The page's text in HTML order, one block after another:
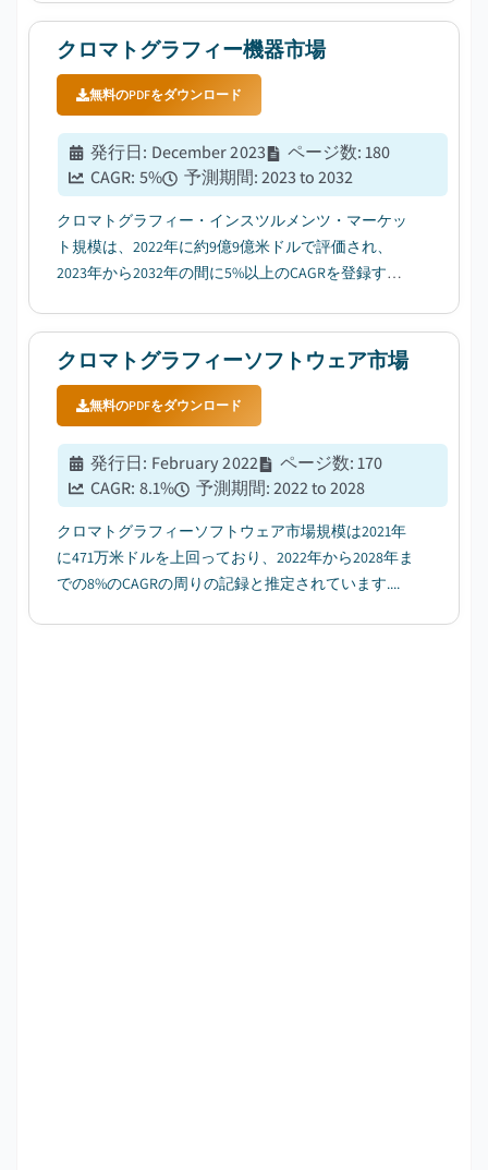
クロマトグラフィー機器市場
無料のPDFをダウンロード
発行日: December 2023 ページ数:180
CAGR: 5% 予測期間:2023 to 2032
クロマトグラフィー・インスツルメンツ・マーケッ
ト規模は、2022年に約9億9億米ドルで評価され、
2023年から2032年の間に5%以上のCAGRを登録する
クロマトグラフィーソフトウェア市場
無料のPDFをダウンロード
発行日: February 2022 ページ数:170
CAGR: 8.1% 予測期間:2022 to 2028
クロマトグラフィーソフトウェア市場規模は2021年
に471万米ドルを上回っており、2022年から2028年ま
での8%のCAGRの周りの記録と推定されています....